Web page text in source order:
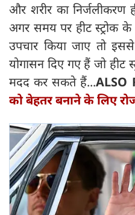
और शरीर का निर्जलीकरण
अगर समय पर हीट स्ट्रोक
उपचार किया जाए तो
योगासन दिए गए हैं जो हीट
मदद कर सकते हैं...ALSO
को बेहतर बनाने के लिए